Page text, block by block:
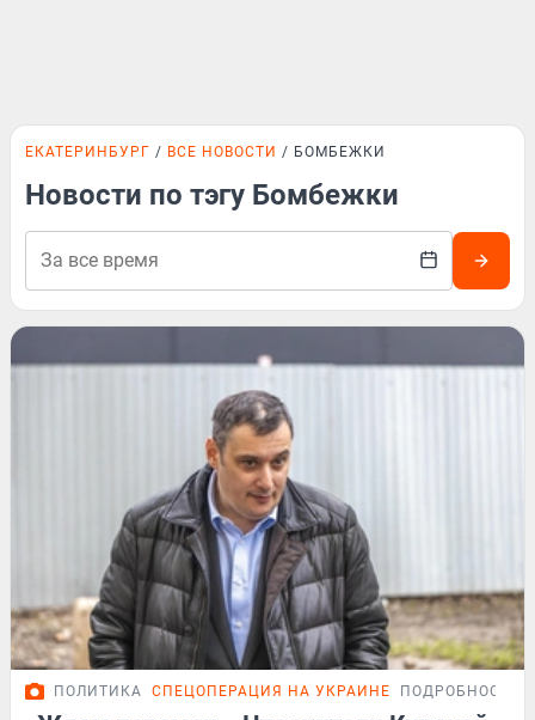
ЕКАТЕРИНБУРГ ВСЕ НОВОСТИ БОМБЕЖКИ
Новости по тэгу Бомбежки
ПОЛИТИКА СПЕЦОПЕРАЦИЯ НА УКРАИНЕ ПОДРОБНОСТИ